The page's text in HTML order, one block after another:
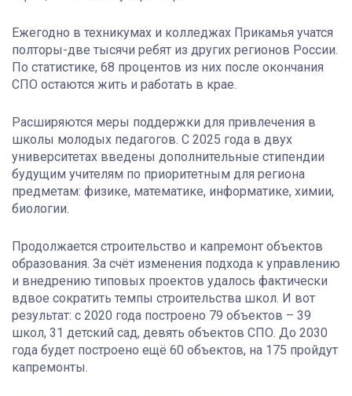
Ежегодно в техникумах и колледжах Прикамья учатся
полторы-две тысячи ребят из других регионов России.
По статистике, 68 процентов из них после окончания
СПО остаются жить и работать в крае.
Расширяются меры поддержки для привлечения в
школы молодых педагогов. С 2025 года в двух
университетах введены дополнительные стипендии
будущим учителям по приоритетным для региона
предметам: физике, математике, информатике, химии,
биологии.
Продолжается строительство и капремонт объектов
образования. За счёт изменения подхода к управлению
и внедрению типовых проектов удалось фактически
вдвое сократить темпы строительства школ. И вот
результат: с 2020 года построено 79 объектов – 39
школ, 31 детский сад, девять объектов СПО. До 2030
года будет построено ещё 60 объектов, на 175 пройдут
капремонты.